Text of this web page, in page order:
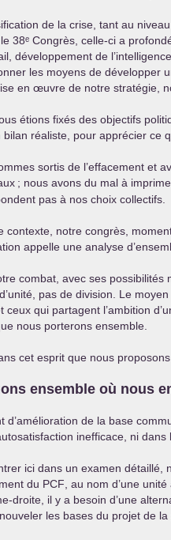
de la crise, tant au
38ᵉ Congrès, celle-ci a
développement de
les moyens de développer
en œuvre de notre stratégie,
étions fixés des objectifs
bilan réaliste, pour apprécier ce
sortis de l’effacement et
; nous avons du mal à
pas à nos choix collectifs.
contexte, notre congrès,
appelle une analyse
combat, avec ses
pas de division. Le
ceux qui partagent l’ambition
nous porterons ensemble.
cet esprit que nous
ensemble où nous
d’amélioration de la base
inefficace, ni
ici dans un examen détaillé,
du PCF , au nom d’une
droite, il y a besoin d’une
les bases du projet de la